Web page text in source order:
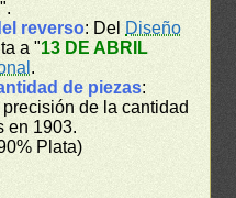
".
reverso: Del Diseño
a "13 DE ABRIL
.
de piezas:
de la cantidad
en 1903.
Plata)